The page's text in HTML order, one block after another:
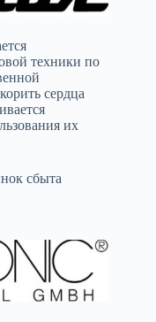
техники по
сердца
их
сбыта